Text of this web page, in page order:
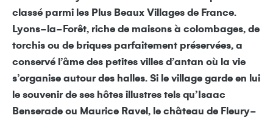
classé parmi les Plus Beaux Villages de France.
Lyons-la-Forêt, riche de maisons à colombages, de
torchis ou de briques parfaitement préservées, a
conservé l’âme des petites villes d’antan où la vie
s’organise autour des halles. Si le village garde en lui
le souvenir de ses hôtes illustres tels qu’Isaac
Benserade ou Maurice Ravel, le château de Fleury-